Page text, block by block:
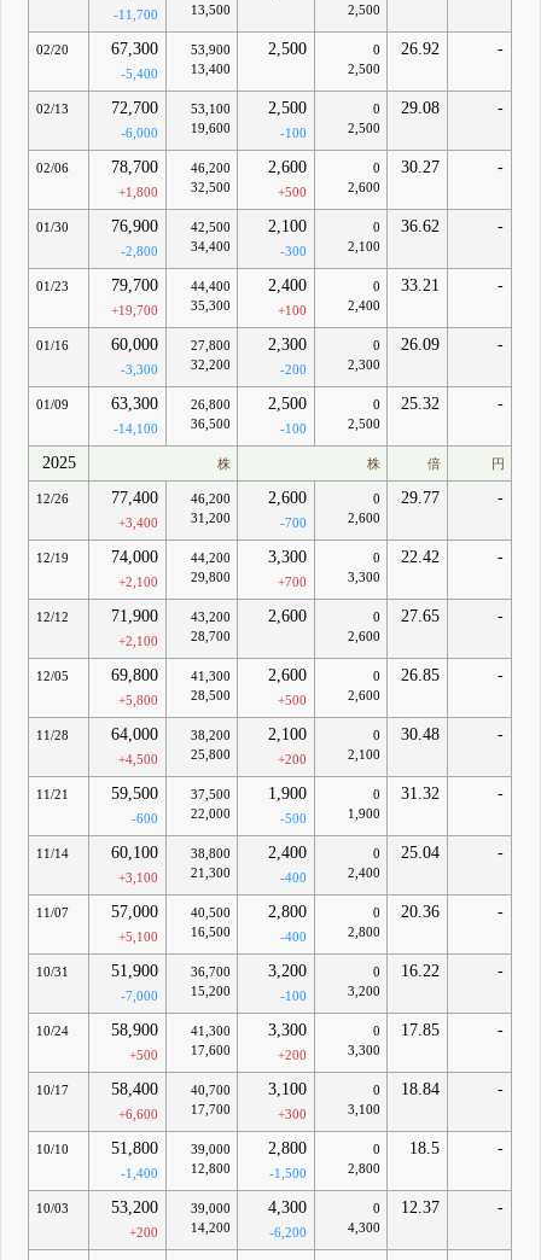
-11,700
13,500
2,500
02/20 67,300
-5,400
53,900
13,400
2,500
0
2,500
26.92 -
02/13 72,700
-6,000
53,100
19,600
2,500
-100
0
2,500
29.08 -
02/06 78,700
+1,800
46,200
32,500
2,600
+500
0
2,600
30.27 -
01/30 76,900
-2,800
42,500
34,400
2,100
-300
0
2,100
36.62 -
01/23 79,700
+19,700
44,400
35,300
2,400
+100
0
2,400
33.21 -
01/16 60,000
-3,300
27,800
32,200
2,300
-200
0
2,300
26.09 -
01/09 63,300
-14,100
26,800
36,500
2,500
-100
0
2,500
25.32 -
2025 株 株 倍 円
12/26 77,400
+3,400
46,200
31,200
2,600
-700
0
2,600
29.77 -
12/19 74,000
+2,100
44,200
29,800
3,300
+700
0
3,300
22.42 -
12/12 71,900
+2,100
43,200
28,700
2,600
0
2,600
27.65 -
12/05 69,800
+5,800
41,300
28,500
2,600
+500
0
2,600
26.85 -
11/28 64,000
+4,500
38,200
25,800
2,100
+200
0
2,100
30.48 -
11/21 59,500
-600
37,500
22,000
1,900
-500
0
1,900
31.32 -
11/14 60,100
+3,100
38,800
21,300
2,400
-400
0
2,400
25.04 -
11/07 57,000
+5,100
40,500
16,500
2,800
-400
0
2,800
20.36 -
10/31 51,900
-7,000
36,700
15,200
3,200
-100
0
3,200
16.22 -
10/24 58,900
+500
41,300
17,600
3,300
+200
0
3,300
17.85 -
10/17 58,400
+6,600
40,700
17,700
3,100
+300
0
3,100
18.84 -
10/10 51,800
-1,400
39,000
12,800
2,800
-1,500
0
2,800
18.5 -
10/03 53,200
+200
39,000
14,200
4,300
-6,200
0
4,300
12.37 -